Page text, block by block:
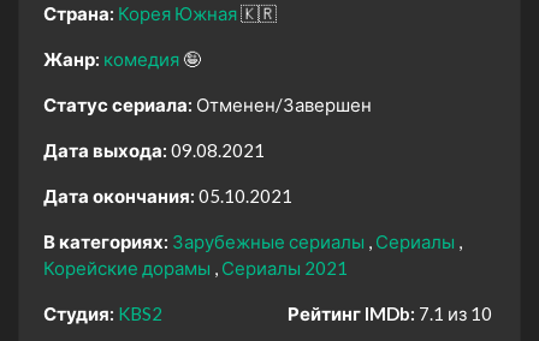
Страна: Корея Южная🇰🇷
Жанр: комедия 🤪
Статус сериала: Отменен/Завершен
Дата выхода: 09.08.2021
Дата окончания: 05.10.2021
В категориях: Зарубежные сериалы
Сериалы
Корейские дорамы
Сериалы 2021
Студия: KBS2 Рейтинг IMDb: 7.1 из 10